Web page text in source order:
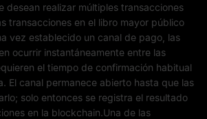
desean realizar múltiples transacciones
transacciones en el libro mayor público
vez establecido un canal de pago, las
ocurrir instantáneamente entre las
el tiempo de confirmación habitual
El canal permanece abierto hasta que las
solo entonces se registra el resultado
en la blockchain.Una de las